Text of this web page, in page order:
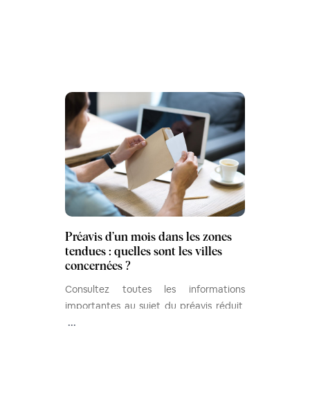
Préavis d’un mois dans les zones
tendues : quelles sont les villes
concernées ?
Consultez toutes les informations
importantes au sujet du préavis réduit,
ainsi que la liste des villes en zones
...